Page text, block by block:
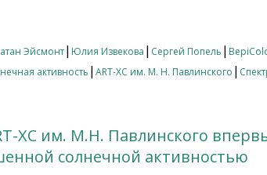
Эйсмонт| Юлия Извекова | Сергей Попель |
активность | ART-XC им. М. Н. Павлинского |
XC им. М.Н. Павлинского
солнечной активностью